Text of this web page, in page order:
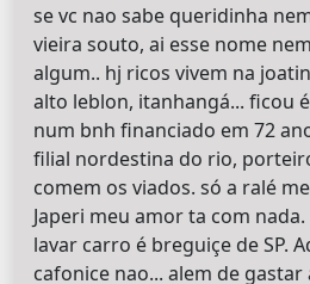
se vc nao sabe queridinha
vieira souto, ai esse nome
algum.. hj ricos vivem na
alto leblon, itanhangá... ficou
num bnh financiado em 72
filial nordestina do rio,
comem os viados. só a ralé
Japeri meu amor ta com
lavar carro é breguiçe de SP.
cafonice nao... alem de